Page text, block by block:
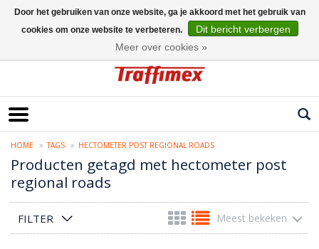
HOME TAGS HECTOMETER POST REGIONAL ROADS
Producten getagd met hectometer post
regional roads
FILTER Meest bekeken
Door het gebruiken van onze website, ga je akkoord met het gebruik van
cookies om onze website te verbeteren.
Dit bericht verbergen
Meer over cookies »